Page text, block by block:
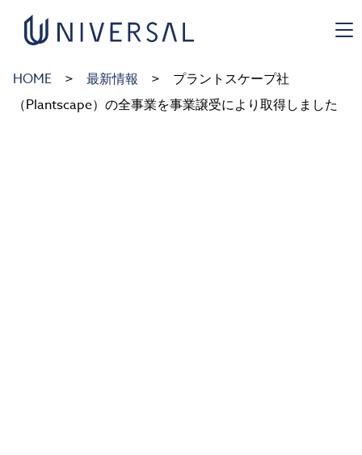
HOME 最新情報
プラントスケープ社
（Plantscape）の全事業を事業譲受により取得しました